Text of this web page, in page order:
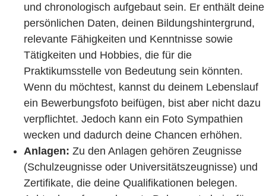
und chronologisch aufgebaut sein. Er enthält deine
persönlichen Daten, deinen Bildungshintergrund,
relevante Fähigkeiten und Kenntnisse sowie
Tätigkeiten und Hobbies, die für die
Praktikumsstelle von Bedeutung sein könnten.
Wenn du möchtest, kannst du deinem Lebenslauf
ein Bewerbungsfoto beifügen, bist aber nicht dazu
verpflichtet. Jedoch kann ein Foto Sympathien
wecken und dadurch deine Chancen erhöhen.
Anlagen: Zu den Anlagen gehören Zeugnisse
(Schulzeugnisse oder Universitätszeugnisse) und
Zertifikate, die deine Qualifikationen belegen.